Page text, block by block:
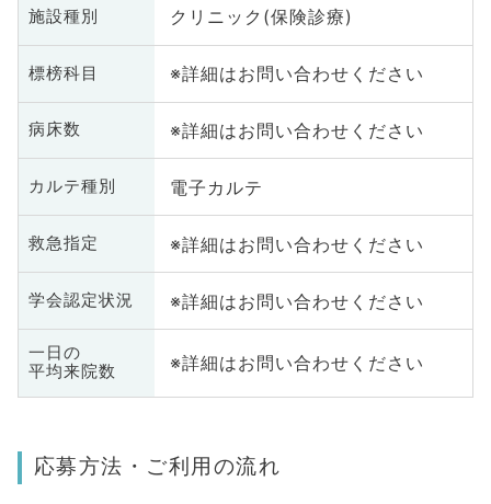
施設種別 クリニック(保険診療)
標榜科目 ※詳細はお問い合わせください
病床数 ※詳細はお問い合わせください
カルテ種別 電子カルテ
救急指定 ※詳細はお問い合わせください
学会認定状況 ※詳細はお問い合わせください
一日の
平均来院数
※詳細はお問い合わせください
応募方法・ご利用の流れ